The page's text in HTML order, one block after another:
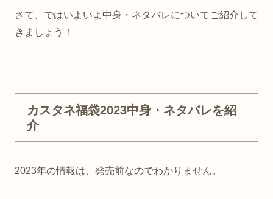
さて、ではいよいよ中身・ネタバレについてご紹介して
きましょう！
カスタネ福袋2023中身・ネタバレを紹
介
2023年の情報は、発売前なのでわかりません。